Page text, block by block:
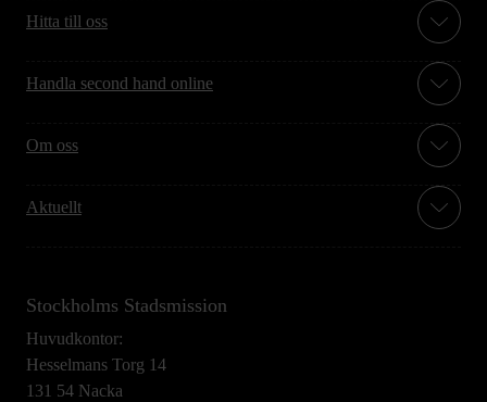
Hitta till oss
Handla second hand online
Om oss
Aktuellt
Stockholms Stadsmission
Huvudkontor:
Hesselmans Torg 14
131 54 Nacka